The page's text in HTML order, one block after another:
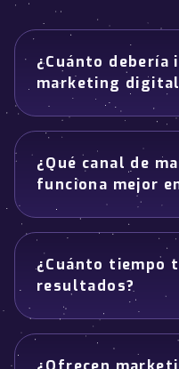
¿Cuánto debería
marketing digital
¿Qué canal de
funciona mejor
¿Cuánto tiempo
resultados?